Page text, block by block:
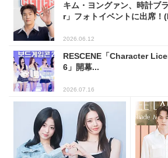
キム・ヨングァン、時計ブ
r」フォトイベントに出席！
2026.06.12
RESCENE「Character
6」開幕...
2026.07.16